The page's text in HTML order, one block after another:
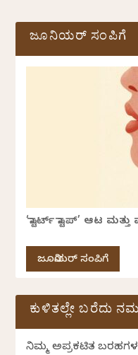
ಜೂನಿಯರ್ ಸಂಪಿಗೆ
‘ಸ್ಟಾರ್ಟ್ ಸ್ಟಾಪ್’ ಆಟ
ಜೂನಿಯರ್ ಸಂಪಿಗೆ
ಕುಳಿತಲ್ಲೇ ಬರೆದು
ನಿಮ್ಮ ಅಪ್ರಕಟಿತ